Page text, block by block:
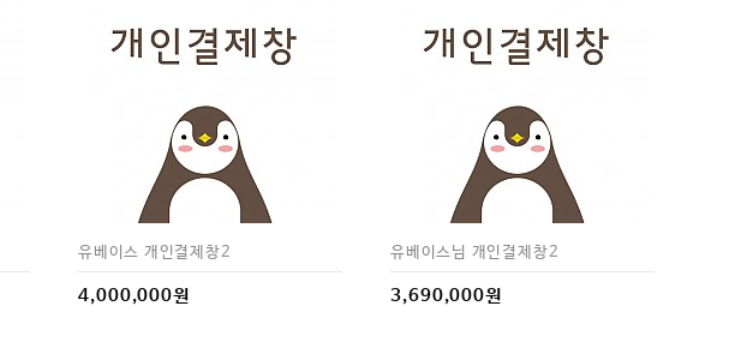
유베이스 개인결제창2
4,000,000원
유베이스님 개인결제창2
3,690,000원